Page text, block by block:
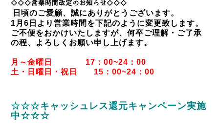
◇◇◇営業時間改定のお知らせ◇◇◇
日頃のご愛顧、誠にありがとうございます。
1月6日より営業時間を下記のように変更致します。
ご不便をおかけいたしますが、何卒ご理解・ご了承
の程、よろしくお願い申し上げます。
月～金曜日 17：00~24：00
土・日曜日・祝日 15：00~24：00
☆☆☆キャッシュレス還元キャンペーン実施
中☆☆☆